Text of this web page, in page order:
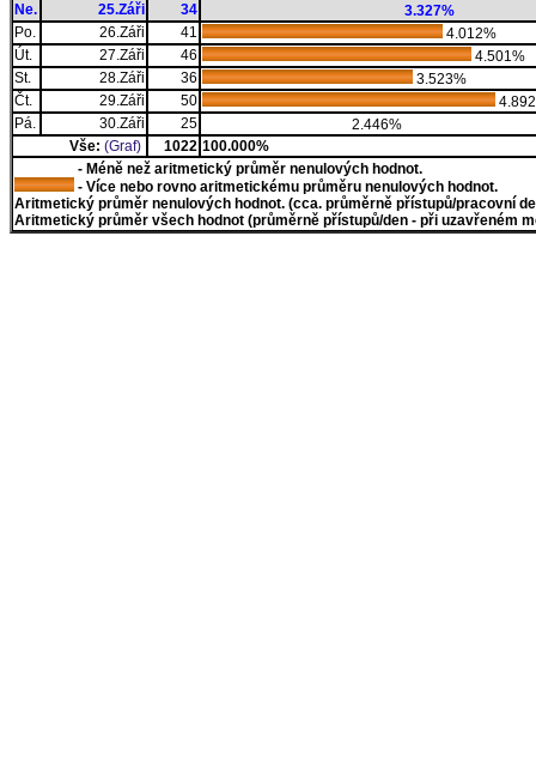
Ne.
25.Záři 34
3.327%
Po.
26.Záři 41
4.012%
Út.
27.Záři 46
4.501%
St.
28.Záři 36
3.523%
Čt.
29.Záři 50
Pá.
30.Záři 25
2.446%
Vše: (Graf) 1022 100.000%
- Méně než aritmetický průměr nenulových hodnot.
- Více nebo rovno aritmetickému průměru nenulových hodnot.
Aritmetický průměr nenulových hodnot. (cca. průměrně přístupů/pracovní
Aritmetický průměr všech hodnot (průměrně přístupů/den - při uzavřeném